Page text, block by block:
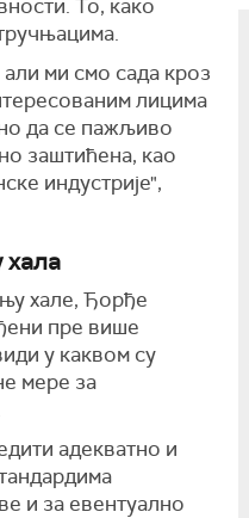
То, како
ми смо сада кроз
лицима
да се пажљиво
заштићена, као
индустрије",
хала
хале, Ђорђе
пре више
у каквом су
мере за
адекватно и
и за евентуално